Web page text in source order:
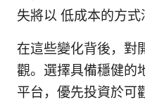
失將以 低成本的方式
在這些變化背後，對
觀。選擇具備穩健的
平台，優先投資於可